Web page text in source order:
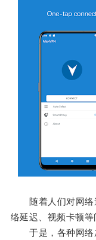
随着人们对网络
络延迟、视频卡顿等
于是，各种网络